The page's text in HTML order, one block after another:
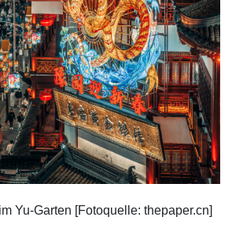
Yu-Garten [Fotoquelle: thepaper.cn]